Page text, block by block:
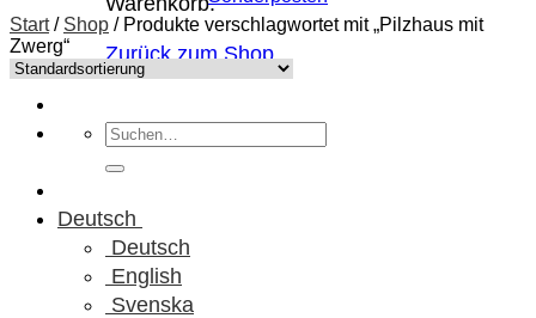
Zurück zum Shop
Suchen
nach:
Deutsch
Deutsch
English
Svenska
Start / Shop /Produkte verschlagwortet mit „Pilzhaus mit
Zwerg“